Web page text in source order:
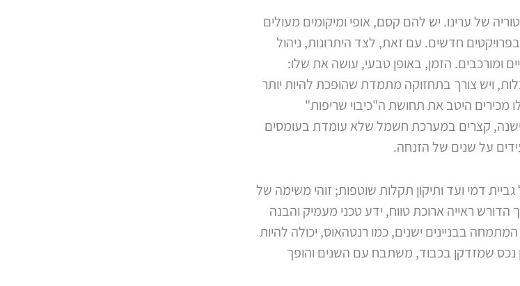
של ערינו. יש להם קסם, אופי ומיקומים מעולים
חדשים. עם זאת, לצד היתרונות, ניהול
ומורכבים. הזמן, באופן טבעי, עושה את שלו:
ויש צורך בתחזוקה מתמדת שהופכת להיות יותר
מכירים היטב את תחושת ה"כיבוי שריפות"
קצרים במערכת חשמל שלא עומדת בעומסים
על שנים של הזנחה.
גביית דמי ועד ותיקון תקלות שוטפות; זוהי משימה של
ראייה ארוכת טווח, ידע טכני מעמיק והבנה
המתמחה בבניינים ישנים, כמו רנטהאוס, יכולה להיות
נכס שמזדקן בכבוד, משתבח עם השנים והופך